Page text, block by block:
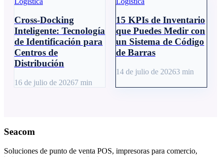
Cross-Docking
Inteligente: Tecnología
de Identificación para
Centros de
Distribución
16 de julio de 20267 min
15 KPIs de Inventario
que Puedes Medir con
un Sistema de Código
de Barras
14 de julio de 20263 min
Seacom
Soluciones de punto de venta POS, impresoras para comercio,